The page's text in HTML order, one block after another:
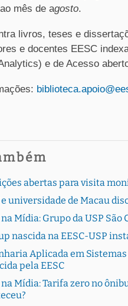
mês de agosto.
livros, teses e
e docentes EESC
e de Acesso
abertas para visita
e universidade de Macau
na Mídia: Grupo da USP
nascida na EESC-USP
Aplicada em
pela EESC
na Mídia: Tarifa zero no